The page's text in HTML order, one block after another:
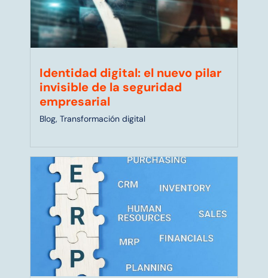
Identidad digital: el nuevo pilar
invisible de la seguridad
empresarial
Blog, Transformación digital